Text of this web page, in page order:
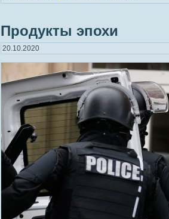
Продукты эпохи
20.10.2020